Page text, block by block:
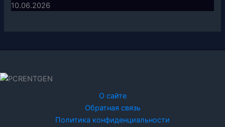
10.06.2026
О сайте
Обратная связь
Политика конфиденциальности